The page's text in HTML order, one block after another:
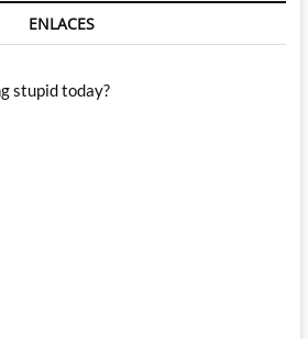
ENLACES
stupid today?